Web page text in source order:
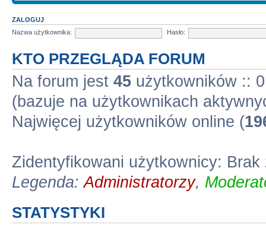
ZALOGUJ
Nazwa użytkownika:
Hasło:
KTO PRZEGLĄDA FORUM
Na forum jest 45 użytkowników ::
(bazuje na użytkownikach
Najwięcej użytkowników online (
Zidentyfikowani użytkownicy:
Legenda:Administratorzy,
STATYSTYKI